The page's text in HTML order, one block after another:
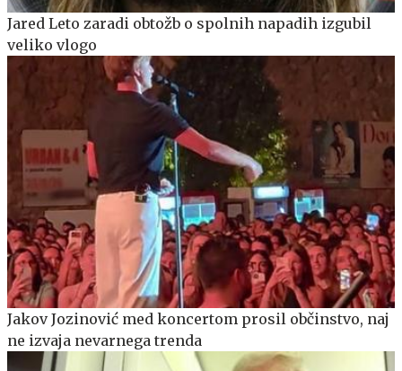
Jared Leto zaradi obtožb o spolnih napadih izgubil
veliko vlogo
Jakov Jozinović med koncertom prosil občinstvo, naj
ne izvaja nevarnega trenda